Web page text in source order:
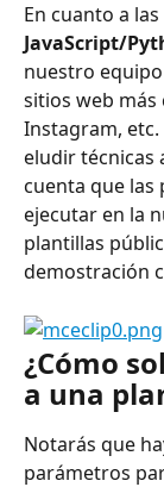
En cuanto a las
JavaScript/
nuestro
sitios web más
Instagram,
eludir técnicas
cuenta que las
ejecutar en la
plantillas
demostración
¿Cómo
a una
Notarás que
parámetros